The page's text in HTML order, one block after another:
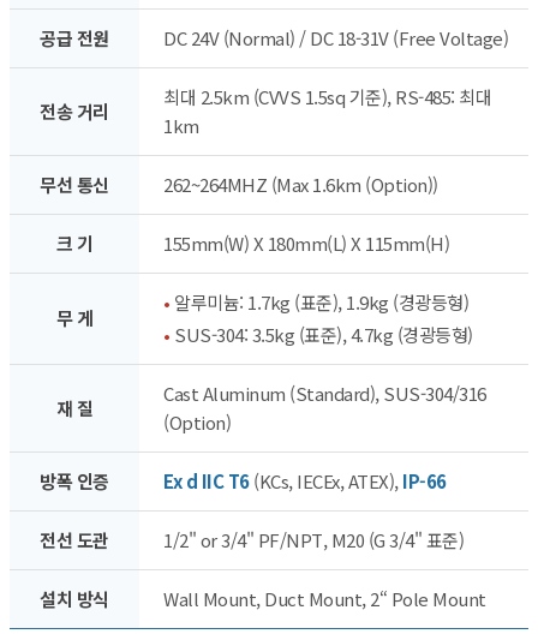
공급 전원 DC 24V (Normal) / DC 18-31V (Free Voltage)
전송 거리
최대 2.5km (CVVS 1.5sq 기준), RS-485: 최대
1km
무선 통신 262~264MHZ (Max 1.6km (Option))
크 기 155mm(W) X 180mm(L) X 115mm(H)
무 게
• 알루미늄: 1.7kg (표준), 1.9kg (경광등형)
• SUS-304: 3.5kg (표준), 4.7kg (경광등형)
재 질
Cast Aluminum (Standard), SUS-304/316
(Option)
방폭 인증 Ex d IIC T6(KCs, IECEx, ATEX),IP-66
전선 도관 1/2" or 3/4" PF/NPT, M20 (G 3/4" 표준)
설치 방식 Wall Mount, Duct Mount, 2“ Pole Mount